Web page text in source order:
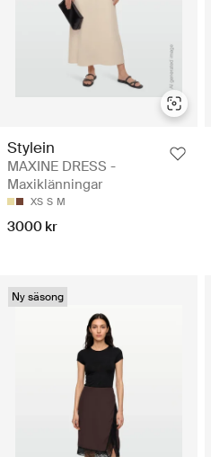
Stylein
MAXINE DRESS -
Maxiklänningar
XS S M
3000 kr
Ny säsong